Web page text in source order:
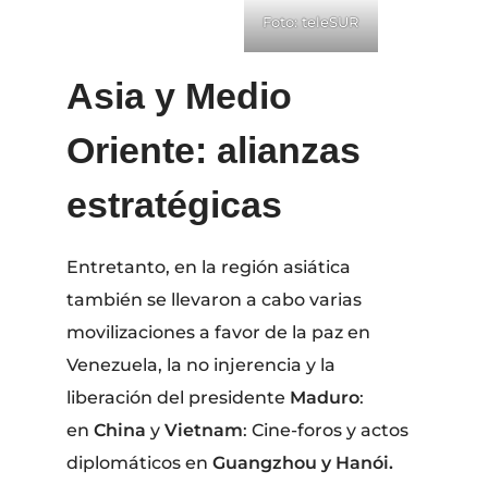
Foto: teleSUR
Asia y Medio
Oriente: alianzas
estratégicas
Entretanto, en la región asiática
también se llevaron a cabo varias
movilizaciones a favor de la paz en
Venezuela, la no injerencia y la
liberación del presidente Maduro:
enChinayVietnam: Cine-foros y actos
diplomáticos en Guangzhou y Hanói.